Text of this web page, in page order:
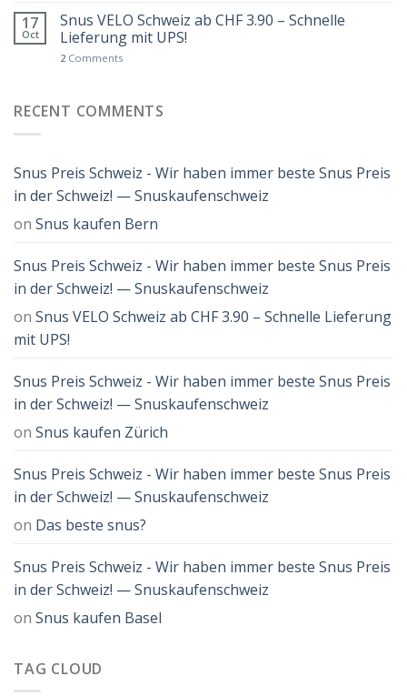
17
Oct
Snus VELO Schweiz ab CHF 3.90 – Schnelle
Lieferung mit UPS!
2 Comments
RECENT COMMENTS
Snus Preis Schweiz - Wir haben immer beste Snus Preis
in der Schweiz! — Snuskaufenschweiz
on Snus kaufen Bern
Snus Preis Schweiz - Wir haben immer beste Snus Preis
in der Schweiz! — Snuskaufenschweiz
on Snus VELO Schweiz ab CHF 3.90 – Schnelle Lieferung
mit UPS!
Snus Preis Schweiz - Wir haben immer beste Snus Preis
in der Schweiz! — Snuskaufenschweiz
on Snus kaufen Zürich
Snus Preis Schweiz - Wir haben immer beste Snus Preis
in der Schweiz! — Snuskaufenschweiz
on Das beste snus?
Snus Preis Schweiz - Wir haben immer beste Snus Preis
in der Schweiz! — Snuskaufenschweiz
on Snus kaufen Basel
TAG CLOUD